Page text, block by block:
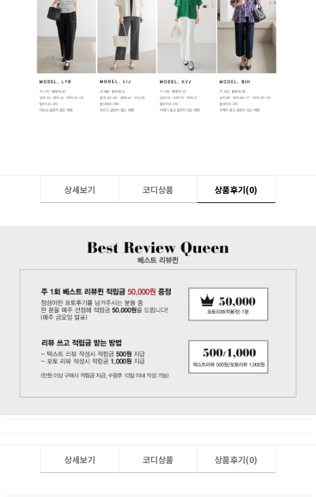
상세보기 코디상품 상품후기(0)
상세보기 코디상품 상품후기(0)